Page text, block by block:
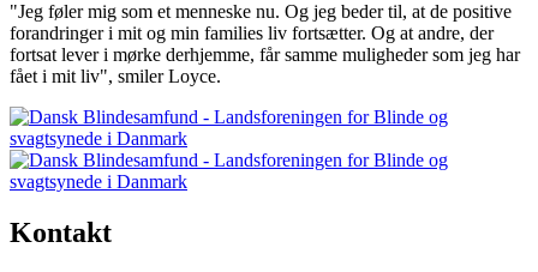
"Jeg føler mig som et menneske nu. Og jeg beder til, at de positive
forandringer i mit og min families liv fortsætter. Og at andre, der
fortsat lever i mørke derhjemme, får samme muligheder som jeg har
fået i mit liv", smiler Loyce.
Kontakt